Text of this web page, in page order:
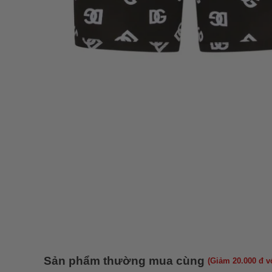
Sản phẩm thường mua cùng (Giảm 20.000 đ